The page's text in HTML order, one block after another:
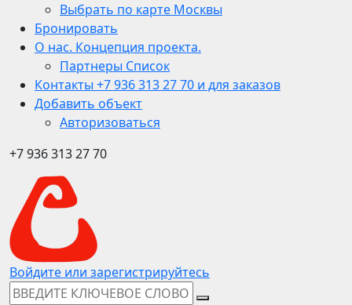
Выбрать по карте Москвы
Бронировать
О нас. Концепция проекта.
Партнеры Список
Контакты +7 936 313 27 70 и для заказов
Добавить объект
Авторизоваться
+7 936 313 27 70
Войдите или зарегистрируйтесь